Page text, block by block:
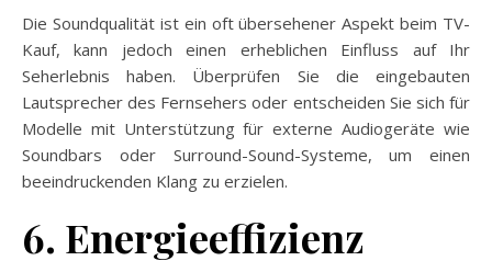
Die Soundqualität ist ein oft übersehener Aspekt beim TV-
Kauf, kann jedoch einen erheblichen Einfluss auf Ihr
Seherlebnis haben. Überprüfen Sie die eingebauten
Lautsprecher des Fernsehers oder entscheiden Sie sich für
Modelle mit Unterstützung für externe Audiogeräte wie
Soundbars oder Surround-Sound-Systeme, um einen
beeindruckenden Klang zu erzielen.
6. Energieeffizienz